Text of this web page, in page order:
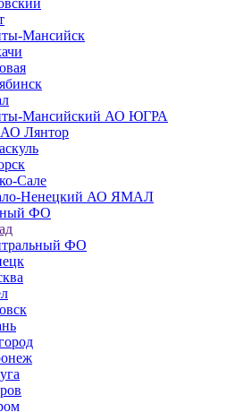
Мансийск
Мансийский АО ЮГРА
Лянтор
Сале
Ненецкий АО ЯМАЛ
ФО
ФО